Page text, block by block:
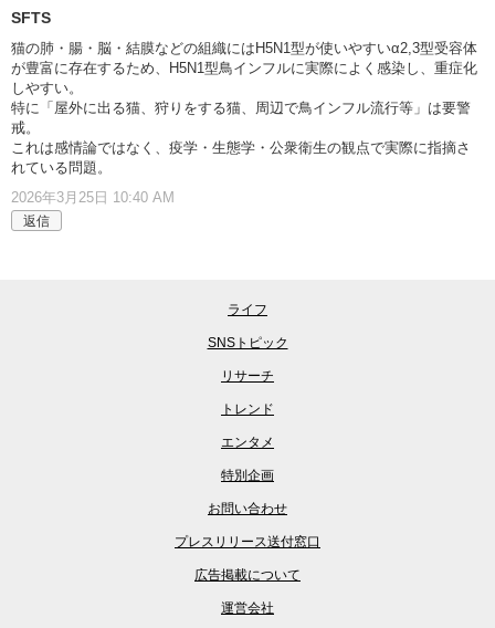
SFTS
猫の肺・腸・脳・結膜などの組織にはH5N1型が使いやすいα2,3型受容体
が豊富に存在するため、H5N1型鳥インフルに実際によく感染し、重症化
しやすい。
特に「屋外に出る猫、狩りをする猫、周辺で鳥インフル流行等」は要警
戒。
これは感情論ではなく、疫学・生態学・公衆衛生の観点で実際に指摘さ
れている問題。
2026年3月25日 10:40 AM
返信
ライフ
SNSトピック
リサーチ
トレンド
エンタメ
特別企画
お問い合わせ
プレスリリース送付窓口
広告掲載について
運営会社